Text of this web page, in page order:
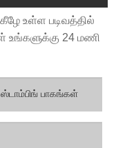
உள்ள படிவத்தில்
24 மணி